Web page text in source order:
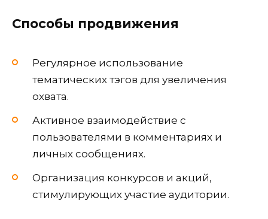
Способы продвижения
Регулярное использование
тематических тэгов для увеличения
охвата.
Активное взаимодействие с
пользователями в комментариях и
личных сообщениях.
Организация конкурсов и акций,
стимулирующих участие аудитории.